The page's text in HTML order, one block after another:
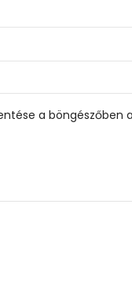
a böngészőben